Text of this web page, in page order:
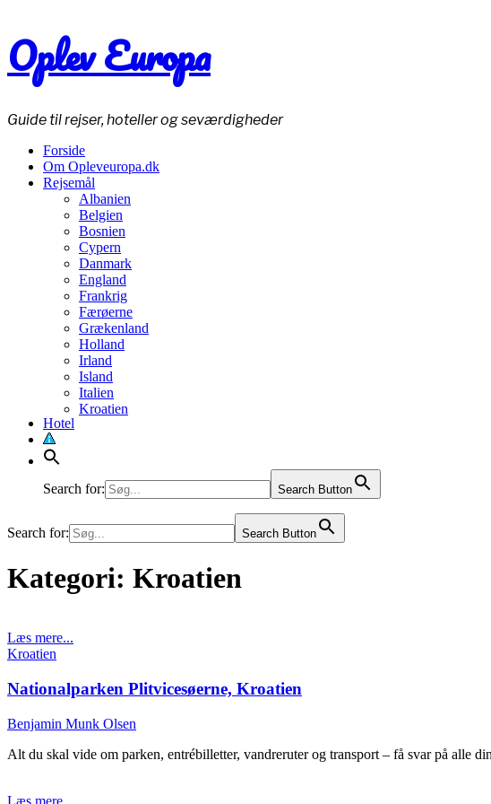
Oplev Europa
Guide til rejser, hoteller og seværdigheder
Forside
Om Opleveuropa.dk
Rejsemål
Albanien
Belgien
Bosnien
Cypern
Danmark
England
Frankrig
Færøerne
Grækenland
Holland
Irland
Island
Italien
Kroatien
Moldova
Polen
Portugal
Rusland
Schweiz
Tjekkiet
Tyrkiet
Tyskland
Ukraine
Ungarn
Østrig
Hotel
Search for: Search Button
Search for: Search Button
Kategori: Kroatien
Læs mere...
Posted
Kroatien
Nationalparken Plitvicesøerne, Kroatien
Benjamin Munk Olsen
Alt du skal vide om parken, entrébilletter, vandreruter og transport – få svar på alle
Læs mere...